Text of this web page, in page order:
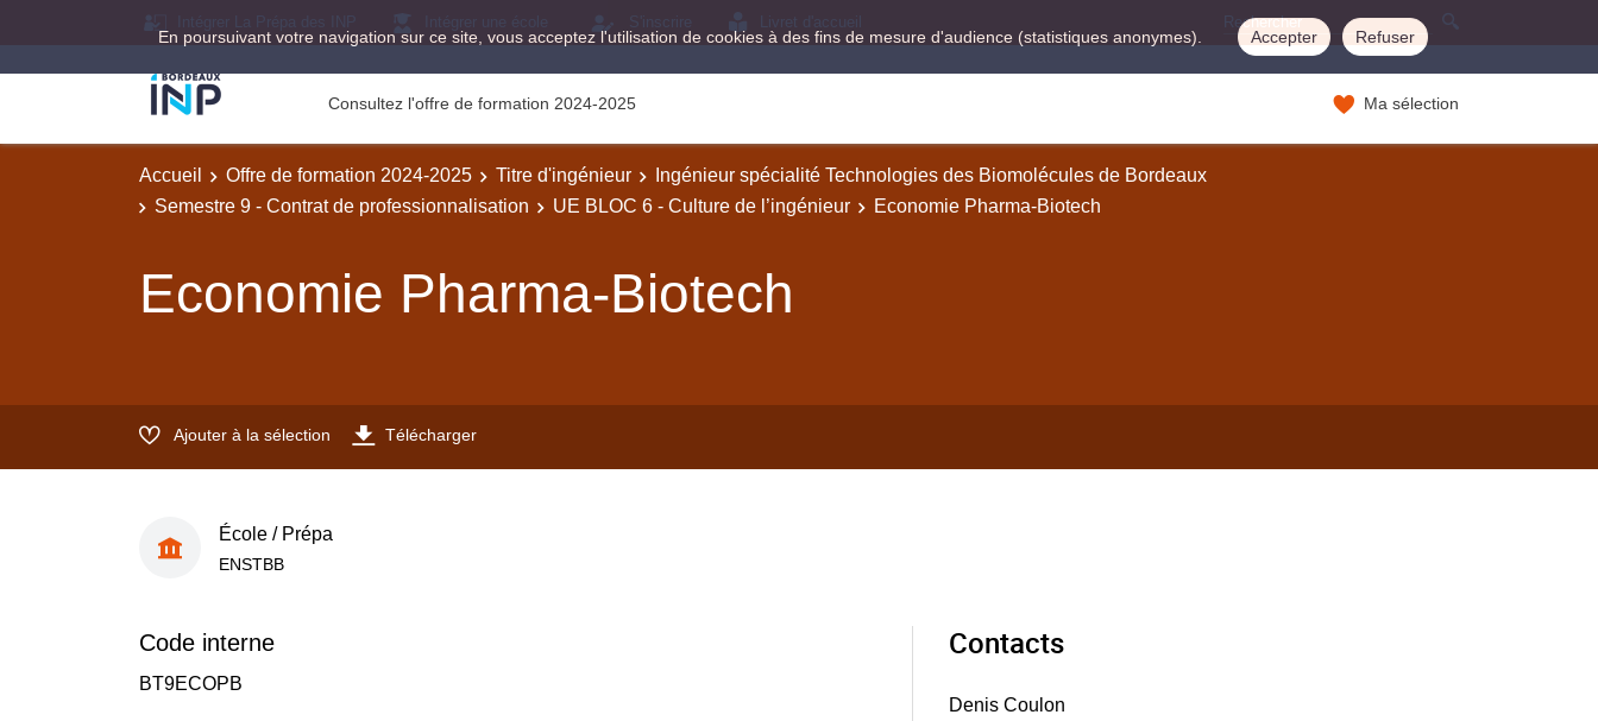
En poursuivant votre navigation sur ce site, vous acceptez l'utilisation de cookies à des fins de mesure d'audience (statistiques anonymes). Accepter Refuser
Intégrer La Prépa des INP Intégrer une école S'inscrire Livret d'accueil
Consultez l'offre de formation 2024-2025 Ma sélection
Accueil Offre de formation 2024-2025 Titre d'ingénieur
Ingénieur spécialité Technologies des Biomolécules de Bordeaux
Semestre 9 - Contrat de professionnalisation
UE BLOC 6 - Culture de l’ingénieur Economie Pharma-Biotech
Economie Pharma-Biotech
Ajouter à la sélection Télécharger
École / Prépa
ENSTBB
Code interne
BT9ECOPB
Contacts
Denis Coulon